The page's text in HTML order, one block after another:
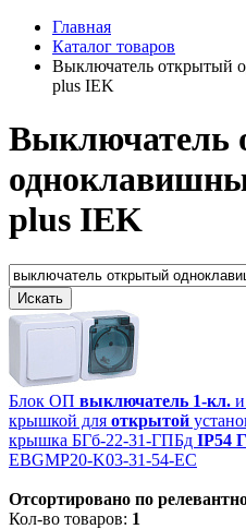
Главная
Каталог товаров
Выключатель открытый
plus IEK
Выключатель
plus IEK
Блок ОП выключатель 1-кл.
крышкой для открытой
крышка БГб-22-31-ГПБд IP54
EBGMP20-K03-31-54-EC
Отсортировано по
Кол-во товаров: 1